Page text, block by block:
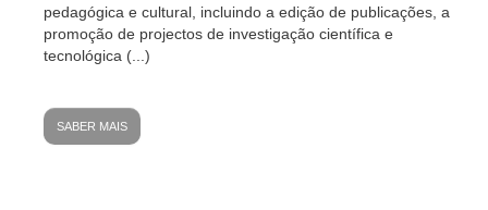
pedagógica e cultural, incluindo a edição de publicações, a
promoção de projectos de investigação científica e
tecnológica (...)
SABER MAIS